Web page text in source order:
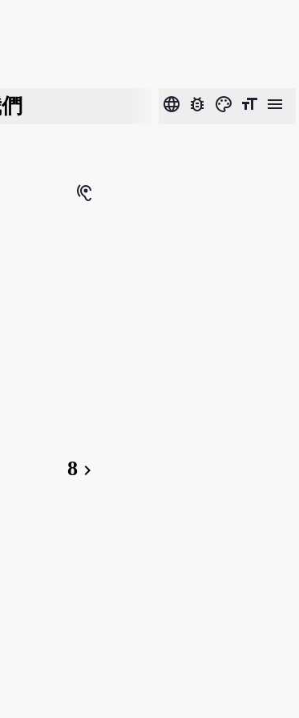
language bug_report color_lens format_size menu
hearing
8chevron_right